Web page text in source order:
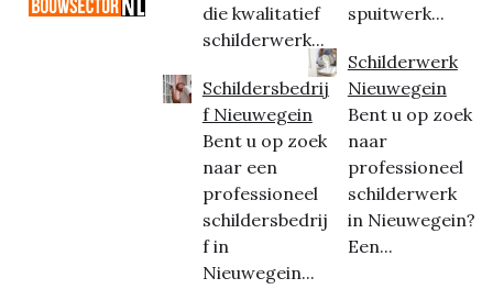
die kwalitatief
schilderwerk...
Schildersbedrij
f Nieuwegein
Bent u op zoek
naar een
professioneel
schildersbedrij
f in
Nieuwegein...
spuitwerk...
Schilderwerk
Nieuwegein
Bent u op zoek
naar
professioneel
schilderwerk
in Nieuwegein?
Een...